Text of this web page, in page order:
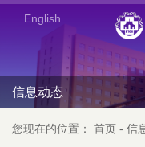
English
信息动态
您现在的位置： 首页 - 信